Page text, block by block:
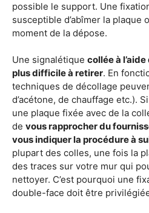
possible le support. Une
susceptible d’abîmer la plaque
moment de la dépose.
Une signalétique collée à
plus difficile à retirer. En
techniques de décollage
d’acétone, de chauffage etc.).
une plaque fixée avec de la
de vous rapprocher du
vous indiquer la procédure à
plupart des colles, une fois la
des traces sur votre mur qui
nettoyer. C’est pourquoi une
double-face doit être